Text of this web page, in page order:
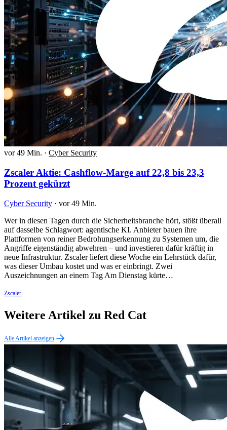
vor 49 Min. · Cyber Security
Zscaler Aktie: Cashflow-Marge auf 22,8 bis 23,3
Prozent gekürzt
Cyber Security · vor 49 Min.
Wer in diesen Tagen durch die Sicherheitsbranche hört, stößt überall
auf dasselbe Schlagwort: agentische KI. Anbieter bauen ihre
Plattformen von reiner Bedrohungserkennung zu Systemen um, die
Angriffe eigenständig abwehren – und investieren dafür kräftig in
neue Infrastruktur. Zscaler liefert diese Woche ein Lehrstück dafür,
was dieser Umbau kostet und was er einbringt. Zwei
Auszeichnungen an einem Tag Am Dienstag kürte…
Zscaler
Weitere Artikel zu Red Cat
Alle Artikel anzeigen